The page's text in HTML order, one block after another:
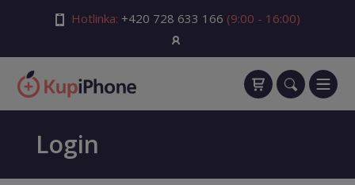
Hotlinka: +420 728 633 166 (9:00 - 16:00)
Login